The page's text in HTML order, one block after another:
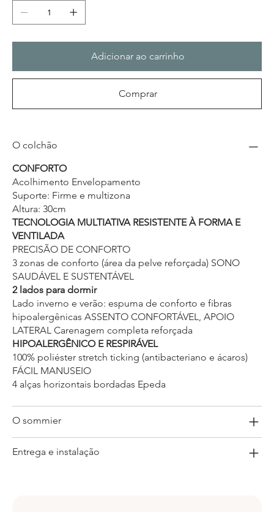
Adicionar ao carrinho
Comprar
O colchão
CONFORTO
Acolhimento Envelopamento
Suporte: Firme e multizona
Altura: 30cm
TECNOLOGIA MULTIATIVA RESISTENTE À FORMA E
VENTILADA
PRECISÃO DE CONFORTO
3 zonas de conforto (área da pelve reforçada) SONO
SAUDÁVEL E SUSTENTÁVEL
2 lados para dormir
Lado inverno e verão: espuma de conforto e fibras
hipoalergênicas ASSENTO CONFORTÁVEL, APOIO
LATERAL Carenagem completa reforçada
HIPOALERGÊNICO E RESPIRÁVEL
100% poliéster stretch ticking (antibacteriano e ácaros)
FÁCIL MANUSEIO
4 alças horizontais bordadas Epeda
O sommier
Entrega e instalação